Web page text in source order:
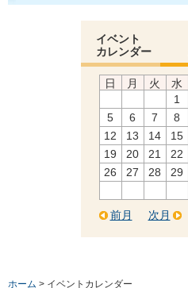
イベント
カレンダー
日 月 火 水
1
5
6 7 8
12
13 14 15
19
20 21 22
26
27 28 29
前月 次月
ホーム > イベントカレンダー